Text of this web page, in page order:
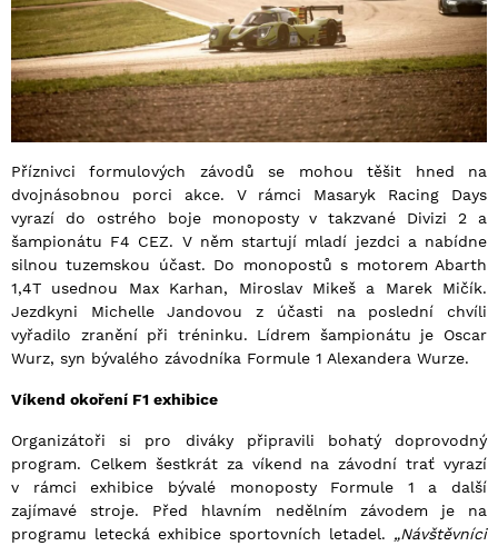
Příznivci formulových závodů se mohou těšit hned na
dvojnásobnou porci akce. V rámci Masaryk Racing Days
vyrazí do ostrého boje monoposty v takzvané Divizi 2 a
šampionátu F4 CEZ. V něm startují mladí jezdci a nabídne
silnou tuzemskou účast. Do monopostů s motorem Abarth
1,4T usednou Max Karhan, Miroslav Mikeš a Marek Mičík.
Jezdkyni Michelle Jandovou z účasti na poslední chvíli
vyřadilo zranění při tréninku. Lídrem šampionátu je Oscar
Wurz, syn bývalého závodníka Formule 1 Alexandera Wurze.
Víkend okoření F1 exhibice
Organizátoři si pro diváky připravili bohatý doprovodný
program. Celkem šestkrát za víkend na závodní trať vyrazí
v rámci exhibice bývalé monoposty Formule 1 a další
zajímavé stroje. Před hlavním nedělním závodem je na
programu letecká exhibice sportovních letadel. „Návštěvníci